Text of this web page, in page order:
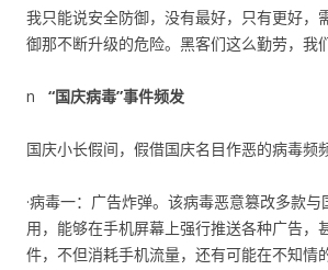
我只能说安全防御，没有最好，只有更好，
御那不断升级的危险。黑客们这么勤劳，我
n “国庆病毒”事件频发
国庆小长假间，假借国庆名目作恶的病毒频
·病毒一：广告炸弹。该病毒恶意篡改多款
用，能够在手机屏幕上强行推送各种广告，
件，不但消耗手机流量，还有可能在不知情